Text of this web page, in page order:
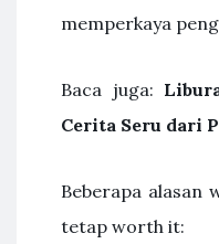
memperkaya
Baca juga:
Cerita Seru dari
Beberapa alasan
tetap worth it: